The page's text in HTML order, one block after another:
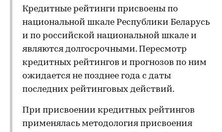
Кредитные рейтинги присвоены по
национальной шкале Республики Беларусь
и по российской национальной шкале и
являются долгосрочными. Пересмотр
кредитных рейтингов и прогнозов по ним
ожидается не позднее года с даты
последних рейтинговых действий.
При присвоении кредитных рейтингов
применялась методология присвоения